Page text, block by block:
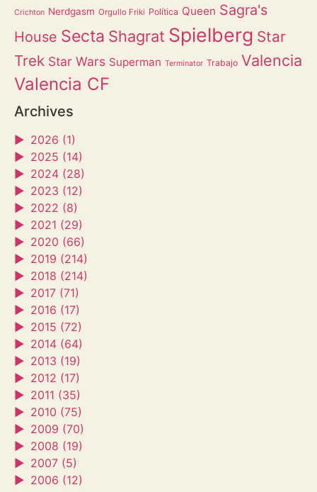
Crichton Nerdgasm Orgullo Friki Política Queen Sagra's
House Secta Shagrat Spielberg Star
Trek Star Wars Superman Terminator Trabajo Valencia
Valencia CF
Archives
► 2026 (1)
► 2025 (14)
► 2024 (28)
► 2023 (12)
► 2022 (8)
► 2021 (29)
► 2020 (66)
► 2019 (214)
► 2018 (214)
► 2017 (71)
► 2016 (17)
► 2015 (72)
► 2014 (64)
► 2013 (19)
► 2012 (17)
► 2011 (35)
► 2010 (75)
► 2009 (70)
► 2008 (19)
► 2007 (5)
► 2006 (12)